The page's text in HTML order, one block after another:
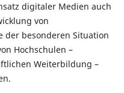
digitaler Medien auch
von
der besonderen Situation
Hochschulen –
Weiterbildung –